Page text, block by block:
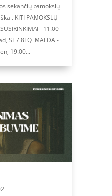
sekančių pamokslų
KITI PAMOKSLŲ
- 11.00
SE7 8LQ MALDA -
19.00...